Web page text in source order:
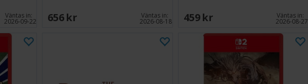
Väntas in:
2026-09-22 656 SEK Väntas in:
2026-08-18 459 SEK Väntas in:
2026-08-27